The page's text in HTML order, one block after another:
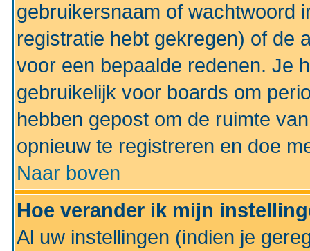
gebruikersnaam of wachtwoord
registratie hebt gekregen) of de
voor een bepaalde redenen. Je
gebruikelijk voor boards om
hebben gepost om de ruimte
opnieuw te registreren en doe
Naar boven
Hoe verander ik mijn
Al uw instellingen (indien je